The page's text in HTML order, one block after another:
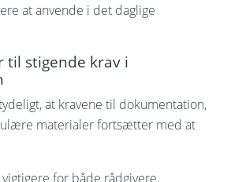
at anvende i det daglige
til stigende krav i
at kravene til dokumentation,
materialer fortsætter med at
for både rådgivere,